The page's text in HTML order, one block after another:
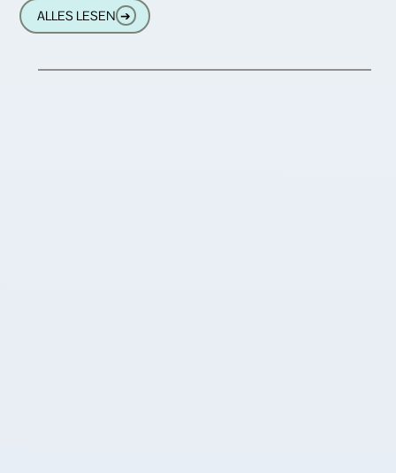
einem Smartphone oder Sensoren zur
ALLES LESEN ➔